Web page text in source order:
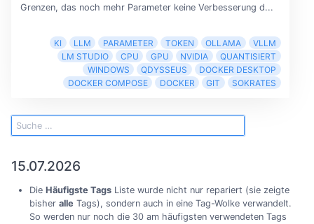
Grenzen, das noch mehr Parameter keine Verbesserung d...
KI LLM PARAMETER TOKEN OLLAMA
VLLM
LM STUDIO
CPU GPU NVIDIA
QUANTISIERT
WINDOWS
QDYSSEUS
DOCKER DESKTOP
DOCKER COMPOSE
DOCKER GIT SOKRATES
15.07.2026
Die Häufigste TagsListe wurde nicht nur repariert (sie zeigte
bisher alleTags), sondern auch in eine Tag-Wolke verwandelt.
So werden nur noch die 30 am häufigsten verwendeten Tags